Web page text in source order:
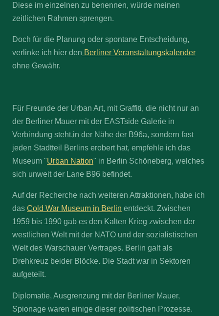
Diese im einzelnen zu benennen, würde meinen
zeitlichen Rahmen sprengen.
Doch für die Planung oder spontane Entscheidung,
verlinke ich hier den Berliner Veranstaltungskalender
ohne Gewähr.
Für Freunde der Urban Art, mit Graffiti, die nicht nur an
der Berliner Mauer mit der EASTside Galerie in
Verbindung steht,in der Nähe der B96a, sondern fast
jeden Stadtteil Berlins erobert hat, empfehle ich das
Museum "Urban Nation" in Berlin Schöneberg, welches
sich unweit der Lane B96 befindet.
Auf der Recherche nach weiteren Attraktionen, habe ich
das Cold War Museum in Berlin entdeckt. Zwischen
1959 bis 1990 gab es den Kalten Krieg zwischen der
westlichen Welt mit der NATO und der sozialistischen
Welt des Warschauer Vertrages. Berlin galt als
Drehkreuz beider Blöcke. Die Stadt war in Sektoren
aufgeteilt.
Diplomatie, Ausgrenzung mit der Berliner Mauer,
Spionage waren einige dieser politischen Prozesse.